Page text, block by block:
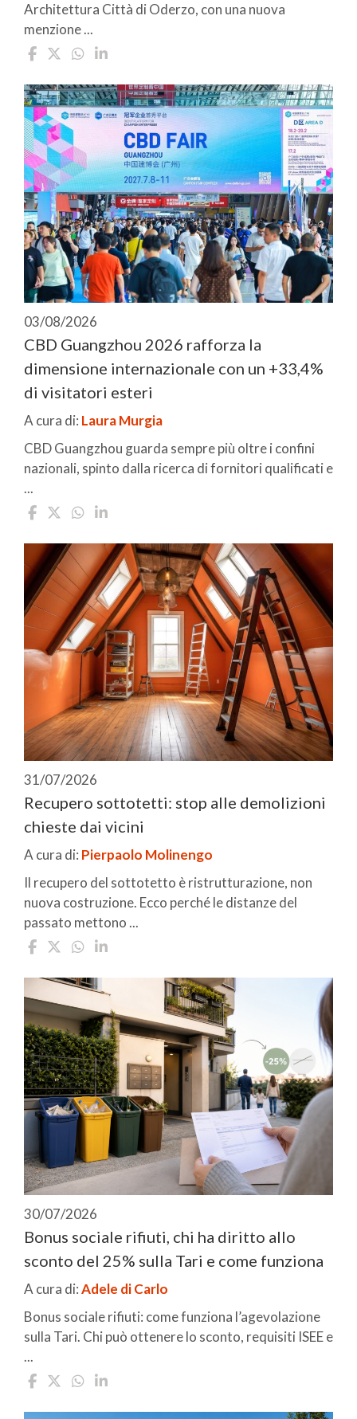
Architettura Città di Oderzo, con una nuova
menzione ...
03/08/2026
CBD Guangzhou 2026 rafforza la
dimensione internazionale con un +33,4%
di visitatori esteri
A cura di: Laura Murgia
CBD Guangzhou guarda sempre più oltre i confini
nazionali, spinto dalla ricerca di fornitori qualificati e
...
31/07/2026
Recupero sottotetti: stop alle demolizioni
chieste dai vicini
A cura di: Pierpaolo Molinengo
Il recupero del sottotetto è ristrutturazione, non
nuova costruzione. Ecco perché le distanze del
passato mettono ...
30/07/2026
Bonus sociale rifiuti, chi ha diritto allo
sconto del 25% sulla Tari e come funziona
A cura di:Adele di Carlo
Bonus sociale rifiuti: come funziona l’agevolazione
sulla Tari. Chi può ottenere lo sconto, requisiti ISEE e
...